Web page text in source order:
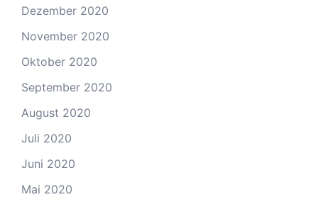
Dezember 2020
November 2020
Oktober 2020
September 2020
August 2020
Juli 2020
Juni 2020
Mai 2020